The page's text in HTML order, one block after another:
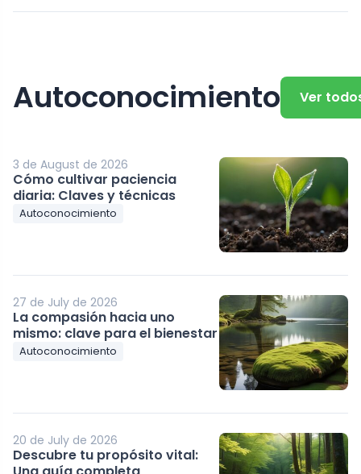
Autoconocimiento Ver
3 de August de 2026
Cómo cultivar paciencia
diaria: Claves y técnicas
Autoconocimiento
27 de July de 2026
La compasión hacia uno
mismo: clave para el bienestar
Autoconocimiento
20 de July de 2026
Descubre tu propósito vital: